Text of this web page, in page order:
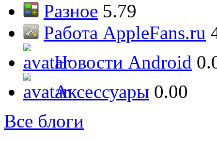
Разное 5.79
Работа AppleFans.ru
Новости Android
Аксессуары 0.00
Все блоги